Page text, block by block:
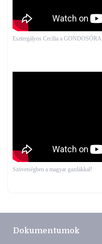
Esztergályos Cecília a
Szövetségben a magyar gazdákkal!
Dokumentumok